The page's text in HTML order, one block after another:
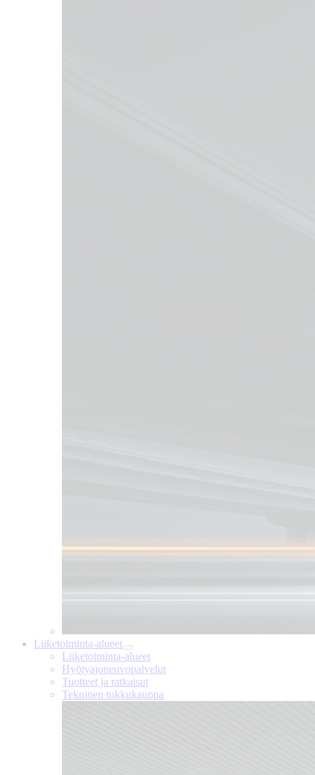
Liiketoiminta-alueet
Liiketoiminta-alueet
Hyötyajoneuvopalvelut
Tuotteet ja ratkaisut
Tekninen tukkukauppa